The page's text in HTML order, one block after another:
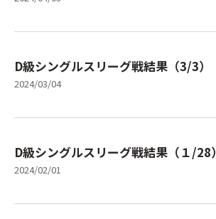
D級シングルスリーグ戦結果（3/3）
2024/03/04
D級シングルスリーグ戦結果（１/28）
2024/02/01